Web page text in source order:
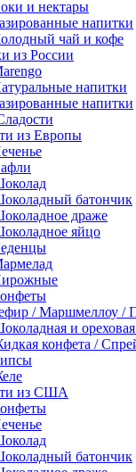
и нектары
напитки
чай и кофе
из России
напитки
напитки
из Европы
батончик
драже
яйцо
/ Маршмеллоу /
и ореховая
конфета /
из США
батончик